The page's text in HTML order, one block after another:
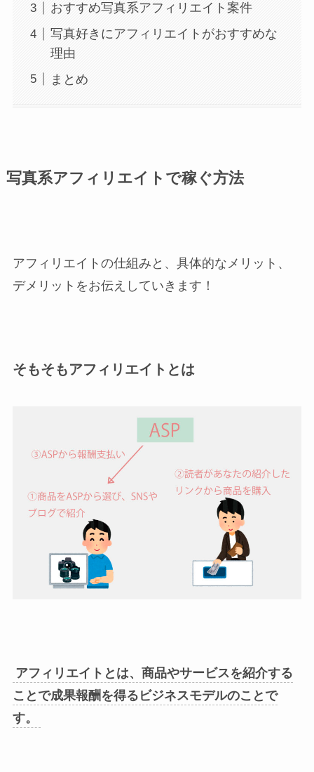
おすすめ写真系アフィリエイト案件
写真好きにアフィリエイトがおすすめな
理由
まとめ
写真系アフィリエイトで稼ぐ方法
アフィリエイトの仕組みと、具体的なメリット、
デメリットをお伝えしていきます！
そもそもアフィリエイトとは
アフィリエイトとは、商品やサービスを紹介する
ことで成果報酬を得るビジネスモデルのことで
す。